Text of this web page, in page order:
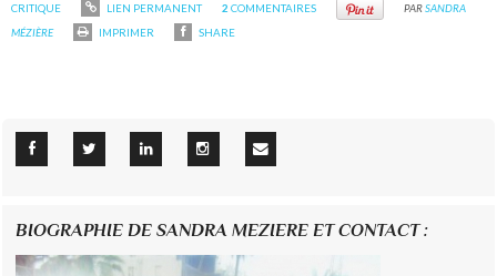
CRITIQUE
LIEN PERMANENT 2 COMMENTAIRES PAR SANDRA
MÉZIÈRE
IMPRIMER SHARE
BIOGRAPHIE DE SANDRA MEZIERE ET CONTACT :